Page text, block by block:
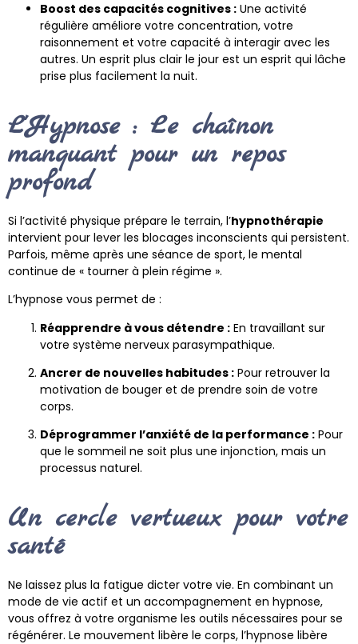
Boost des capacités cognitives : Une activité
régulière améliore votre concentration, votre
raisonnement et votre capacité à interagir avec les
autres. Un esprit plus clair le jour est un esprit qui lâche
prise plus facilement la nuit.
L'Hypnose : Le chaînon
manquant pour un repos
profond
Si l’activité physique prépare le terrain, l’hypnothérapie
intervient pour lever les blocages inconscients qui persistent.
Parfois, même après une séance de sport, le mental
continue de « tourner à plein régime ».
L’hypnose vous permet de :
Réapprendre à vous détendre : En travaillant sur
votre système nerveux parasympathique.
Ancrer de nouvelles habitudes : Pour retrouver la
motivation de bouger et de prendre soin de votre
corps.
Déprogrammer l’anxiété de la performance : Pour
que le sommeil ne soit plus une injonction, mais un
processus naturel.
Un cercle vertueux pour votre
santé
Ne laissez plus la fatigue dicter votre vie. En combinant un
mode de vie actif et un accompagnement en hypnose,
vous offrez à votre organisme les outils nécessaires pour se
régénérer. Le mouvement libère le corps, l’hypnose libère